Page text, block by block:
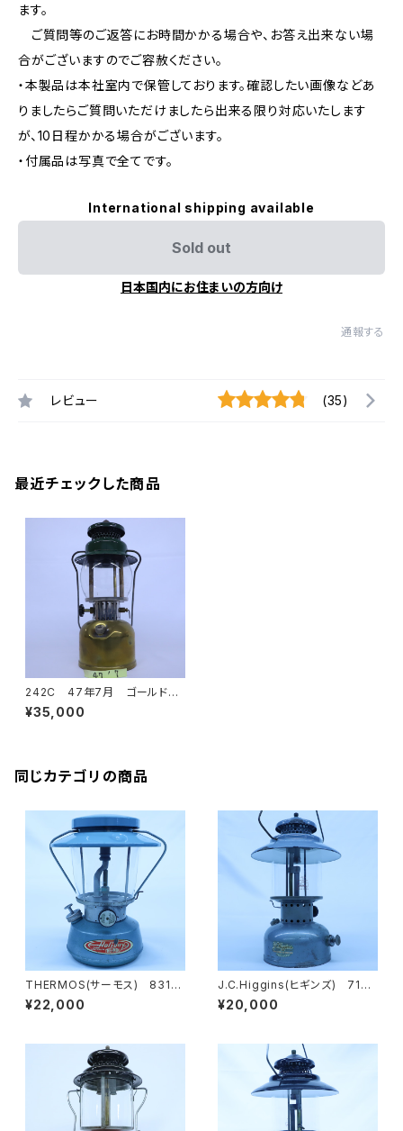
ます。
ご質問等のご返答にお時間かかる場合や、お答え出来ない場
合がございますのでご容赦ください。
・本製品は本社室内で保管しております。確認したい画像などあ
りましたらご質問いただけましたら出来る限り対応いたします
が、10日程かかる場合がございます。
・付属品は写真で全てです。
International shipping available
Sold out
日本国内にお住まいの方向け
通報する
レビュー (35)
最近チェックした商品
242C 47年7月 ゴールド
ヴィンテージランタン Colem
an(コールマン) ランプ
¥35,000
同じカテゴリの商品
THERMOS(サーモス) 8312
ブルー ヴィンテージランタン
¥22,000
J.C.Higgins(ヒギンズ) 710
74011 状態悪い ブルーグリ
ーン ヴィンテージランタン
¥20,000